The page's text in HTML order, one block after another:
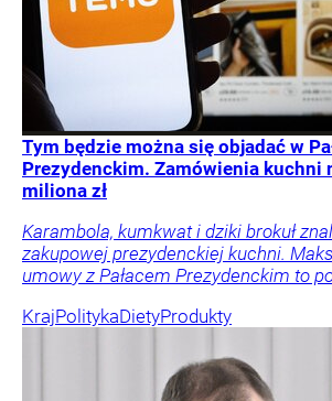
Tym będzie można się objadać w
Prezydenckim. Zamówienia kuchni
miliona zł
Karambola, kumkwat i dziki brokuł
zakupowej prezydenckiej kuchni.
umowy z Pałacem Prezydenckim to
KrajPolitykaDietyProdukty